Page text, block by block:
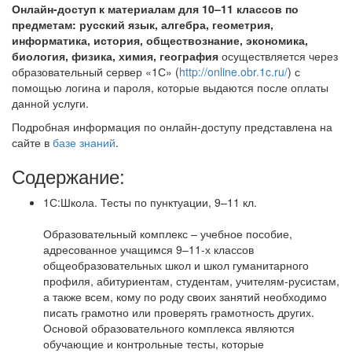
Онлайн-доступ к материалам для 10–11 классов по
предметам: русский язык, алгебра, геометрия,
информатика, история, обществознание, экономика,
биология, физика, химия, география осуществляется через
образовательный сервер «1С» (http://online.obr.1c.ru/) с
помощью логина и пароля, которые выдаются после оплаты
данной услуги.
Подробная информация по онлайн-доступу представлена на
сайте в базе знаний.
Содержание:
1С:Школа. Тесты по пунктуации, 9–11 кл.
Образовательный комплекс – учебное пособие,
адресованное учащимся 9–11-х классов
общеобразовательных школ и школ гуманитарного
профиля, абитуриентам, студентам, учителям-русистам,
а также всем, кому по роду своих занятий необходимо
писать грамотно или проверять грамотность других.
Основой образовательного комплекса являются
обучающие и контрольные тесты, которые